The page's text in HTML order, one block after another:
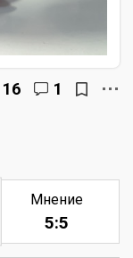
16 1
Мнение
5:5